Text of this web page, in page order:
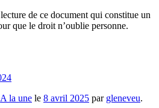
de ce document qui constitue un
que le droit n’oublie personne.
A la une le 8 avril 2025 par gleneveu.